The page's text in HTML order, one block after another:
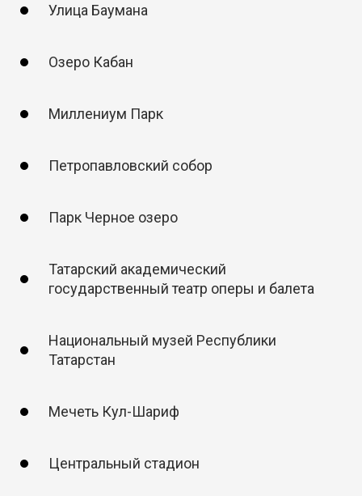
Улица Баумана
Озеро Кабан
Миллениум Парк
Петропавловский собор
Парк Черное озеро
Татарский академический
государственный театр оперы и балета
Национальный музей Республики
Татарстан
Мечеть Кул-Шариф
Центральный стадион